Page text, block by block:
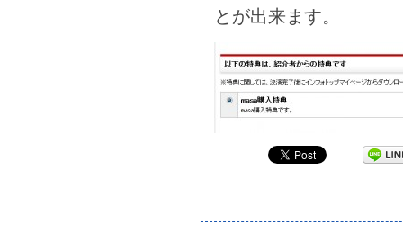
とが出来ます。